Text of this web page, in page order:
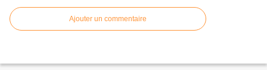
Ajouter un commentaire